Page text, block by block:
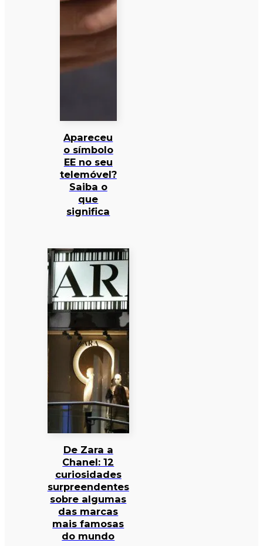
Apareceu
o símbolo
EE no seu
telemóvel?
Saiba o
que
significa
De Zara a
Chanel: 12
curiosidades
surpreendentes
sobre algumas
das marcas
mais famosas
do mundo